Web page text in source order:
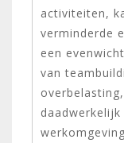
activiteiten,
verminderde
een
van